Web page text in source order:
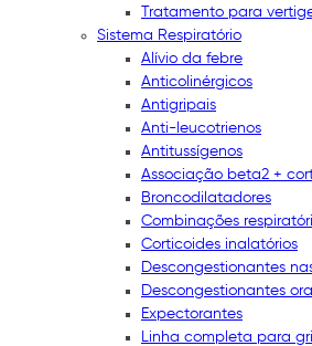
Tratamento para
Sistema Respiratório
Alívio da febre
Anticolinérgicos
Antigripais
Anti-leucotrienos
Antitussígenos
Associação beta2 +
Broncodilatadores
Combinações
Corticoides inalatórios
Descongestionantes
Descongestionantes
Expectorantes
Linha completa para